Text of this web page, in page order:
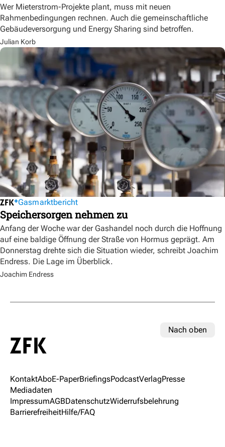
Wer Mieterstrom-Projekte plant, muss mit neuen
Rahmenbedingungen rechnen. Auch die gemeinschaftliche
Gebäudeversorgung und Energy Sharing sind betroffen.
Julian Korb
Gasmarktbericht
Speichersorgen nehmen zu
Anfang der Woche war der Gashandel noch durch die Hoffnung
auf eine baldige Öffnung der Straße von Hormus geprägt. Am
Donnerstag drehte sich die Situation wieder, schreibt Joachim
Endress. Die Lage im Überblick.
Joachim Endress
Nach oben
KontaktAboE-PaperBriefingsPodcastVerlagPresse
Mediadaten
ImpressumAGBDatenschutzWiderrufsbelehrung
BarrierefreiheitHilfe/FAQ